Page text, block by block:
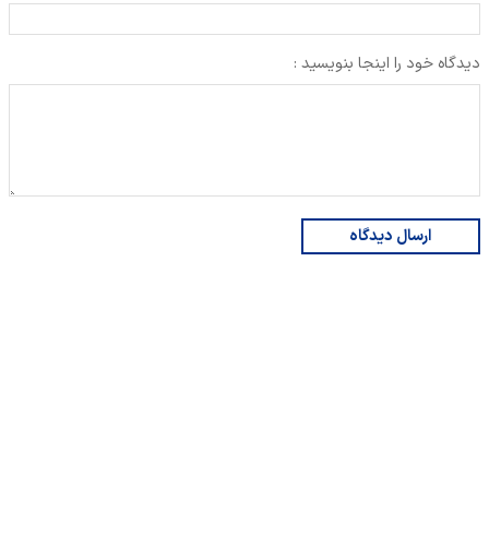
دیدگاه خود را اینجا بنویسید :
ارسال دیدگاه